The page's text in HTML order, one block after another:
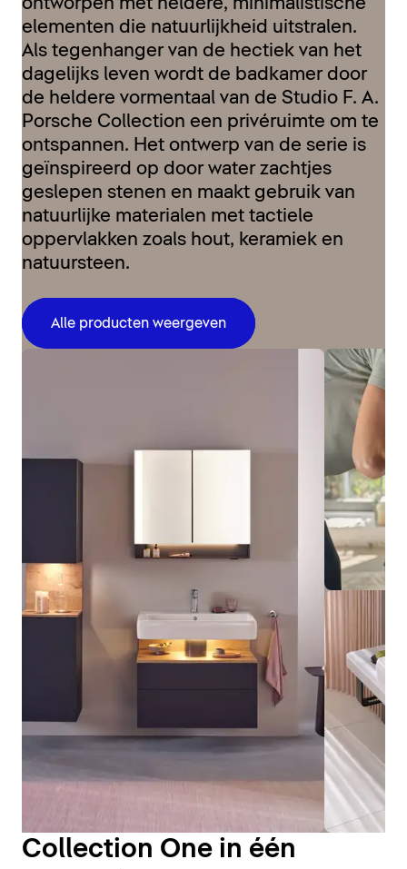
ontworpen met heldere, minimalistische
elementen die natuurlijkheid uitstralen.
Als tegenhanger van de hectiek van het
dagelijks leven wordt de badkamer door
de heldere vormentaal van de Studio F. A.
Porsche Collection een privéruimte om te
ontspannen. Het ontwerp van de serie is
geïnspireerd op door water zachtjes
geslepen stenen en maakt gebruik van
natuurlijke materialen met tactiele
oppervlakken zoals hout, keramiek en
natuursteen.
Alle producten weergeven
Collection One in één